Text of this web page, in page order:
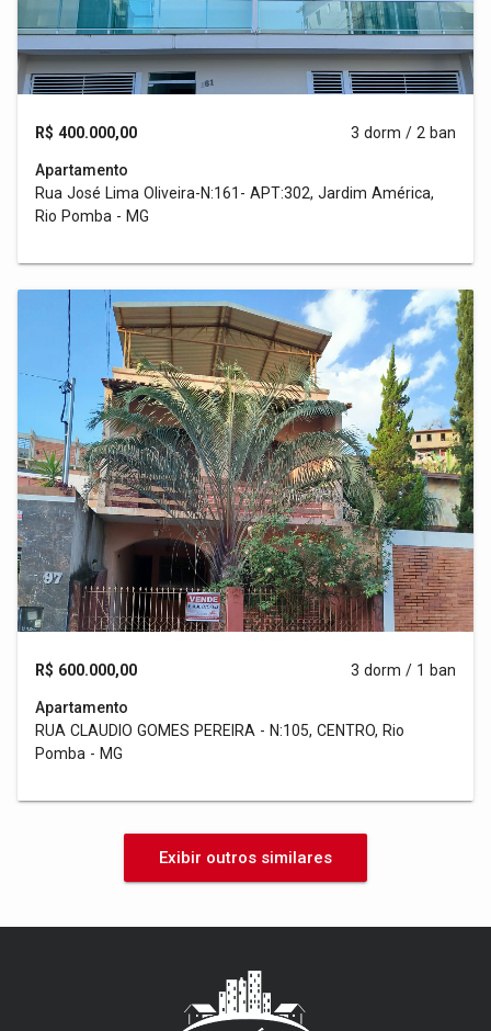
R$ 400.000,00 3 dorm / 2 ban
Apartamento
Rua José Lima Oliveira-N:161- APT:302, Jardim América,
Rio Pomba - MG
R$ 600.000,00 3 dorm / 1 ban
Apartamento
RUA CLAUDIO GOMES PEREIRA - N:105, CENTRO, Rio
Pomba - MG
Exibir outros similares